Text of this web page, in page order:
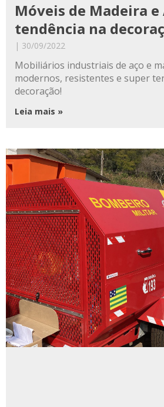
Móveis de Madeira e
tendência na
30/09/2022
Mobiliários industriais de aço e
modernos, resistentes e super
decoração!
Leia mais »